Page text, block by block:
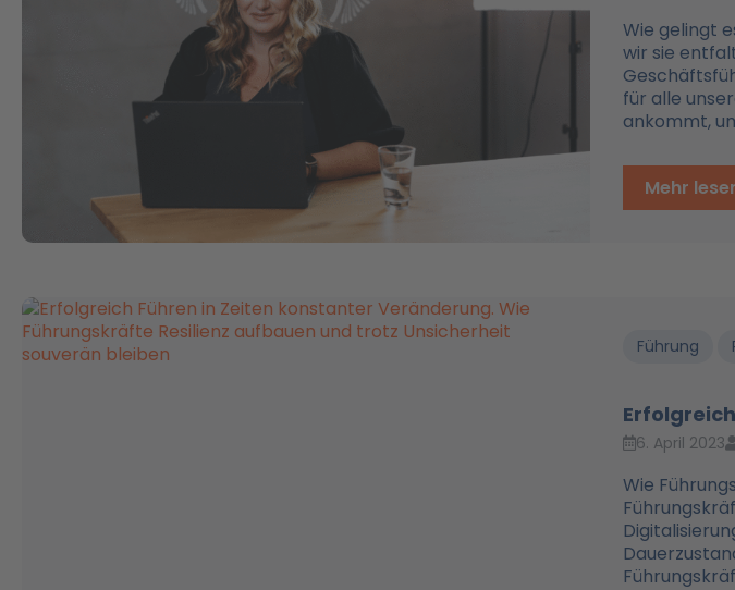
Wie gelingt
wir sie
für alle
ankommt,
Mehr
Führung
6. April 2023
Wie